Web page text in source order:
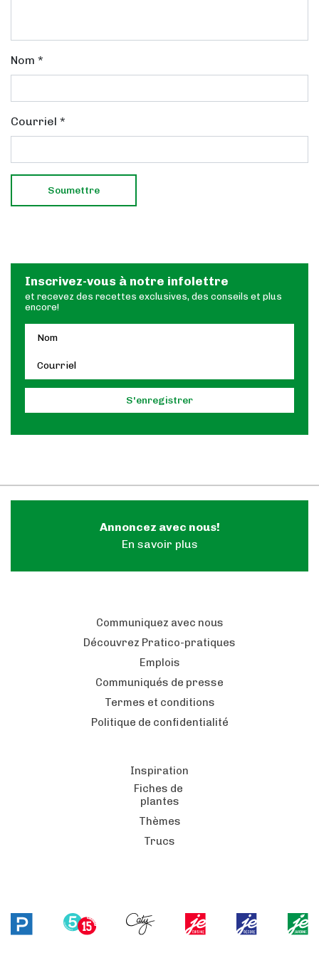
Nom *
Courriel *
Inscrivez-vous à notre infolettre
et recevez des recettes exclusives, des conseils et plus
encore!
Annoncez avec nous!
En savoir plus
Communiquez avec nous
Découvrez Pratico-pratiques
Emplois
Communiqués de presse
Termes et conditions
Politique de confidentialité
Inspiration
Fiches de
plantes
Thèmes
Trucs